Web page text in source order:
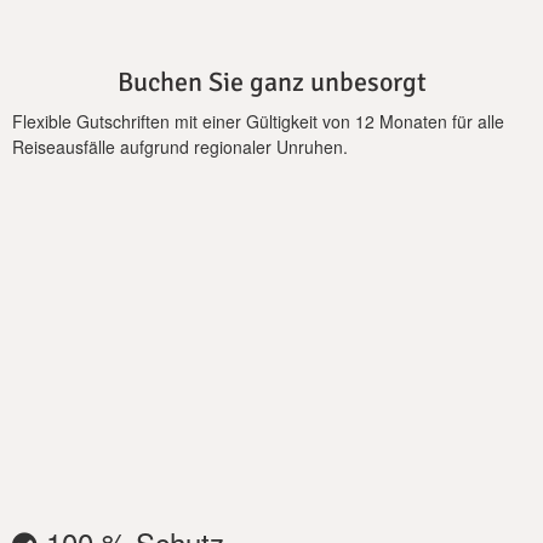
Unterhaltung ausgestattet.
Im ersten Stock bietet das zweite Wohnzimmer eine intimere
Atmosphäre mit atemberaubendem Blick auf die umliegende
Buchen Sie ganz unbesorgt
Flexible Gutschriften mit einer Gültigkeit von 12 Monaten für alle
Reiseausfälle aufgrund regionaler Unruhen.